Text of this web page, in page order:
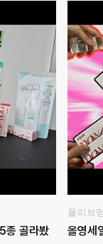
종 골라봤
올리브
올영세